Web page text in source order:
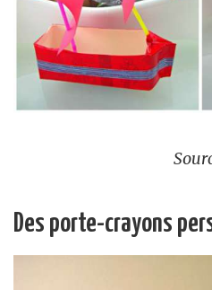
Des porte-crayons